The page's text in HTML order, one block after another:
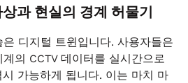
과 현실의 경계 허물기
디지털 트윈입니다. 사용자들은
의 CCTV 데이터를 실시간으로
가능하게 됩니다. 이는 마치 마